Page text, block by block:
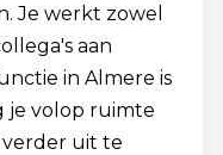
Je werkt zowel
aan
in Almere is
je volop ruimte
uit te